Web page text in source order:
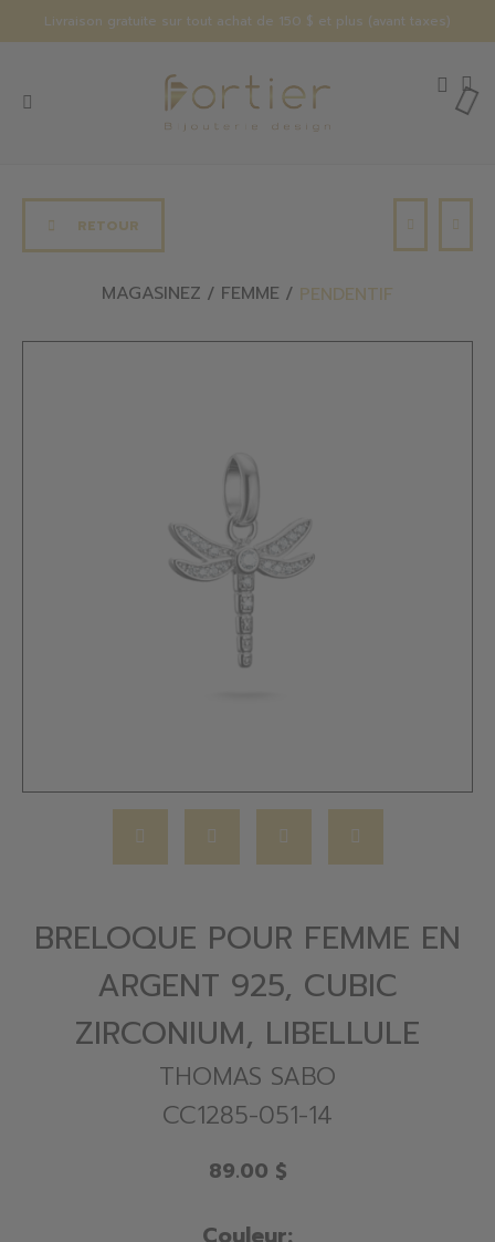
Livraison gratuite sur tout achat de 150 $ et plus (avant taxes)
RETOUR
MAGASINEZ FEMME PENDENTIF
BRELOQUE POUR FEMME EN
ARGENT 925, CUBIC
ZIRCONIUM, LIBELLULE
THOMAS SABO
CC1285-051-14
89.00 $